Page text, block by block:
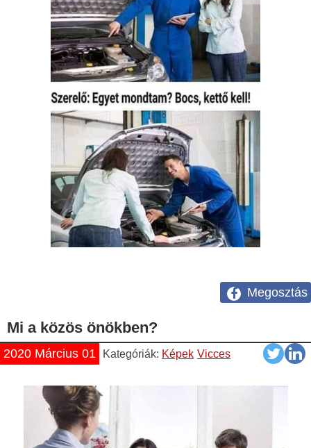
Megosztás
Mi a közös önökben?
2020 Március 01 Kategóriák: Képek Vicces